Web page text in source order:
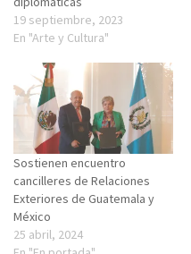
19 septiembre, 2023
En "Arte y Cultura"
Sostienen encuentro
cancilleres de Relaciones
Exteriores de Guatemala y
México
25 abril, 2024